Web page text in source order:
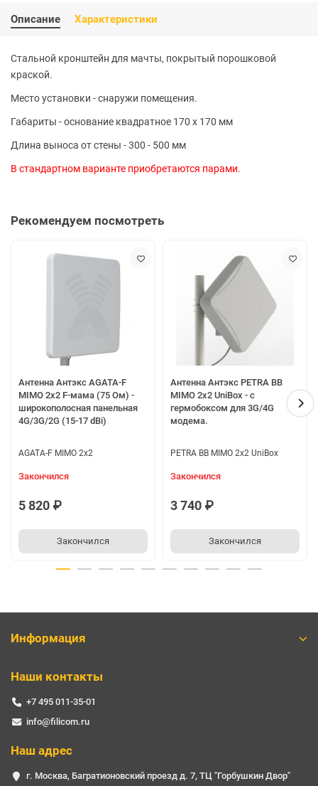
Описание Характеристики
Стальной кронштейн для мачты, покрытый порошковой
краской.
Место установки - снаружи помещения.
Габариты - основание квадратное 170 x 170 мм
Длина выноса от стены - 300 - 500 мм
В стандартном варианте приобретаются парами.
Рекомендуем посмотреть
Антенна Антэкс AGATA-F
MIMO 2x2 F-мама (75 Ом) -
широкополосная панельная
4G/3G/2G (15-17 dBi)
AGATA-F MIMO 2x2
Закончился
5 820 ₽
Закончился
Антенна Антэкс PETRA BB
MIMO 2x2 UniBox - с
гермобоксом для 3G/4G
модема.
PETRA BB MIMO 2x2 UniBox
Закончился
3 740 ₽
Закончился
Информация
Наши контакты
+7 495 011-35-01
info@filicom.ru
Наш адрес
г. Москва, Багратионовский проезд д. 7, ТЦ "Горбушкин Двор"